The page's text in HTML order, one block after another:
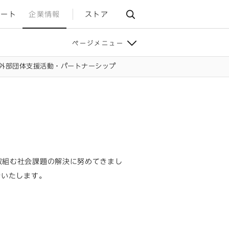
ト 企業情報 ストア
ページメニュー
部団体⽀援活動・パートナーシップ
む社会課題の解決に努めてきまし
たします。